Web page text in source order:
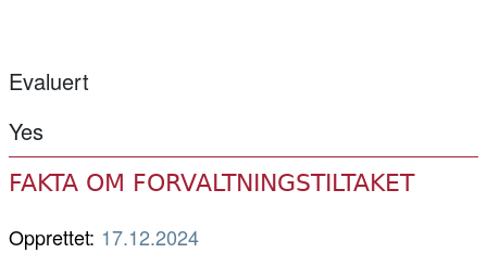
Evaluert
Yes
FAKTA OM FORVALTNINGSTILTAKET
Opprettet: 17.12.2024